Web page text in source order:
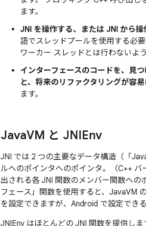
ます。
JNI を操作する、または JNI から
語でスレッドプールを使用する必
ワーカー スレッドとは行わないよ
インターフェースのコードを、見
と、将来のリファクタリングが容易
ます。
JavaVM と JNIEnv
JNI では 2 つの主要なデータ構造（「
ルへのポインタへのポインタ。（C++
出される各 JNI 関数のメンバー関数へ
フェース」関数を使用すると、JavaVM
を設定できますが、Android で設定できる
JNIEnv はほとんどの JNI 関数を提供し